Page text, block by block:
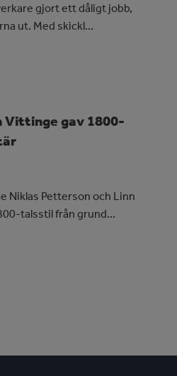
gjort ett dåligt jobb,
ut. Med skickl...
Vittinge gav 1800-
Niklas Petterson och Linn
talsstil från grund...